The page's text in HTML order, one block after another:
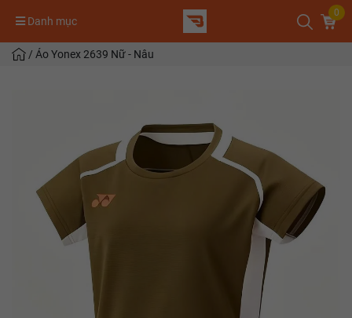
Danh mục
0
/ Áo Yonex 2639 Nữ - Nâu